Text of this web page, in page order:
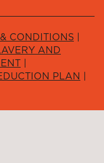
CONDITIONS |
AND
|
PLAN |